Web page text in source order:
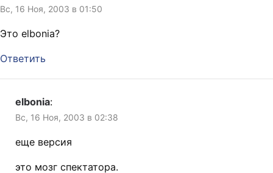
Вс, 16 Ноя, 2003 в 01:50
Это elbonia?
Ответить
elbonia:
Вс, 16 Ноя, 2003 в 02:38
еще версия
это мозг спектатора.